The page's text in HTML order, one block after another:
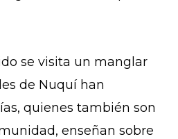
se visita un manglar
de Nuquí han
quienes también son
enseñan sobre